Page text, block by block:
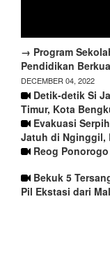
→ Program
Pendidikan
DECEMBER 04, 2022
Detik-detik Si
Timur, Kota
Evakuasi
Jatuh di Nginggil,
Reog
Bekuk 5
Pil Ekstasi dari